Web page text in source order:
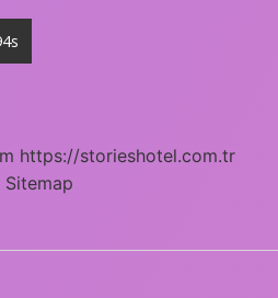
https://storieshotel.com.tr
Sitemap